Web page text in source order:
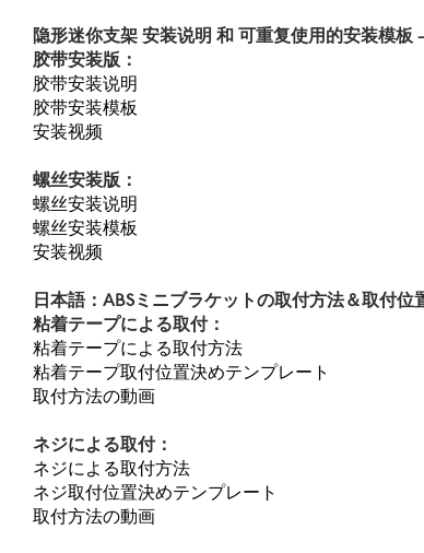
隐形迷你支架 安装说明 和 可重复使用的安装模板
胶带安装版：
胶带安装说明
胶带安装模板
安装视频
螺丝安装版：
螺丝安装说明
螺丝安装模板
安装视频
日本語：ABSミニブラケットの取付方法＆取付位
粘着テープによる取付：
粘着テープによる取付方法
粘着テープ取付位置決めテンプレート
取付方法の動画
ネジによる取付：
ネジによる取付方法
ネジ取付位置決めテンプレート
取付方法の動画